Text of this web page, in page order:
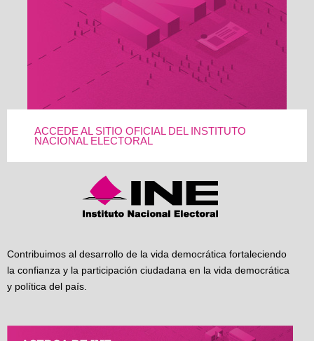
ACCEDE AL SITIO OFICIAL DEL INSTITUTO
NACIONAL ELECTORAL
Contribuimos al desarrollo de la vida democrática fortaleciendo
la confianza y la participación ciudadana en la vida democrática
y política del país.